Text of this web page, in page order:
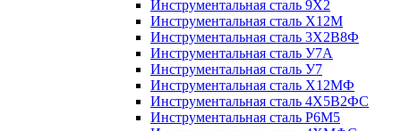
Инструментальная сталь 9Х2
Инструментальная сталь Х12М
Инструментальная сталь 3Х2В8Ф
Инструментальная сталь У7А
Инструментальная сталь У7
Инструментальная сталь Х12МФ
Инструментальная сталь 4Х5В2ФС
Инструментальная сталь Р6М5